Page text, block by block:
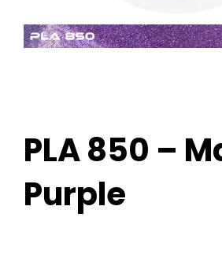
PLA 850 –
Purple